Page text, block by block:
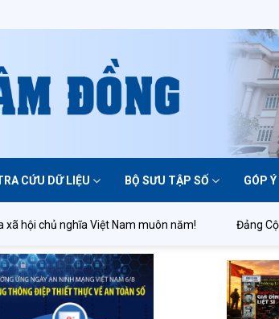
CỨU DỮ LIỆU BỘ SƯU TẬP SỐ GÓP Ý
nghĩa Việt Nam muôn năm! Đảng Cộng